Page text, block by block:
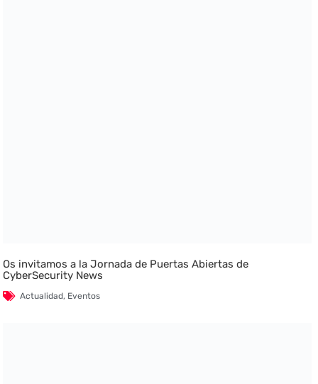
Os invitamos a la Jornada de Puertas Abiertas de
CyberSecurity News
Actualidad, Eventos